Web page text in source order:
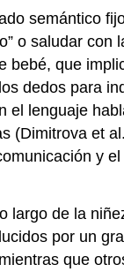
semántico
o saludar con
bebé, que
dedos para
el lenguaje
(Dimitrova et
y
largo de la
por un
que